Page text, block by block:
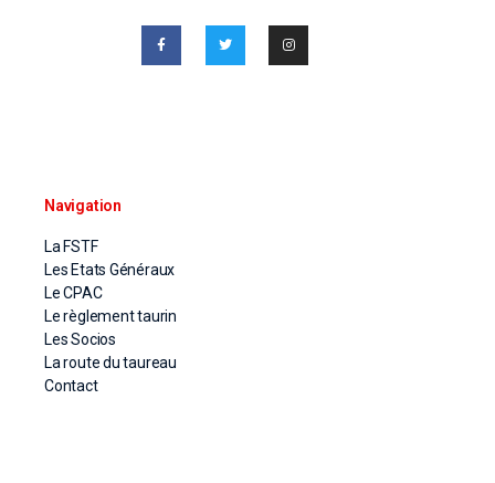
Navigation
La FSTF
Les Etats Généraux
Le CPAC
Le règlement taurin
Les Socios
La route du taureau
Contact